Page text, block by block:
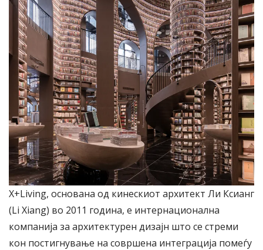
X+Living, основана од кинескиот архитект Ли Ксианг
(Li Xiang) во 2011 година, е интернационална
компанија за архитектурен дизајн што се стреми
кон постигнување на совршена интеграција помеѓу